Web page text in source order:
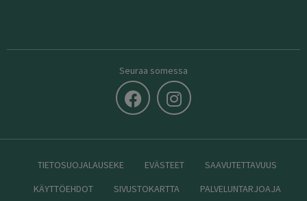
Seuraa somessa
TIETOSUOJALAUSEKE EVÄSTEET
SAAVUTETTAVUUS
KÄYTTÖEHDOT
SIVUSTOKARTTA PALVELUNTARJOAJA